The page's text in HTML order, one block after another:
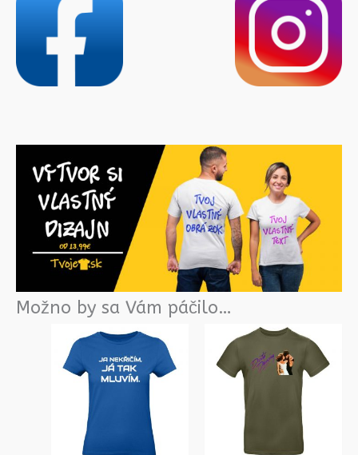
Možno by sa Vám páčilo…